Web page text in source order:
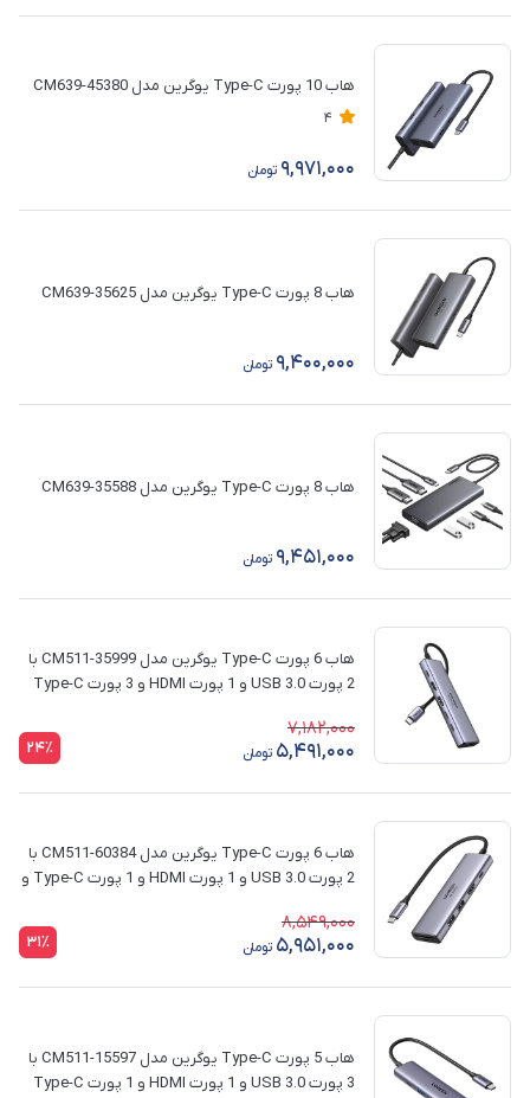
هاب 10 پورت Type-C یوگرین مدل CM639-45380
4
9,971,000 تومان
هاب 8 پورت Type-C یوگرین مدل CM639-35625
9,400,000 تومان
هاب 8 پورت Type-C یوگرین مدل CM639-35588
9,451,000 تومان
هاب 6 پورت Type-C یوگرین مدل CM511-35999 با
2 پورت USB 3.0 و 1 پورت HDMI و 3 پورت Type-C
7,182,000
5,491,000 تومان 24٪
هاب 6 پورت Type-C یوگرین مدل CM511-60384 با
2 پورت USB 3.0 و 1 پورت HDMI و 1 پورت Type-C و
8,549,000
5,951,000 تومان 31٪
هاب 5 پورت Type-C یوگرین مدل CM511-15597 با
3 پورت USB 3.0 و 1 پورت HDMI و 1 پورت Type-C